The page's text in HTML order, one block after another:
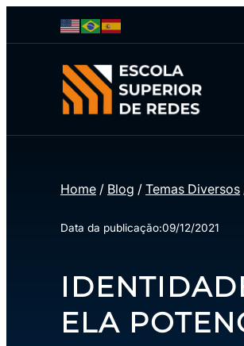
Home / Blog / Temas Diversos
Data da publicação:09/12/2021
ELA